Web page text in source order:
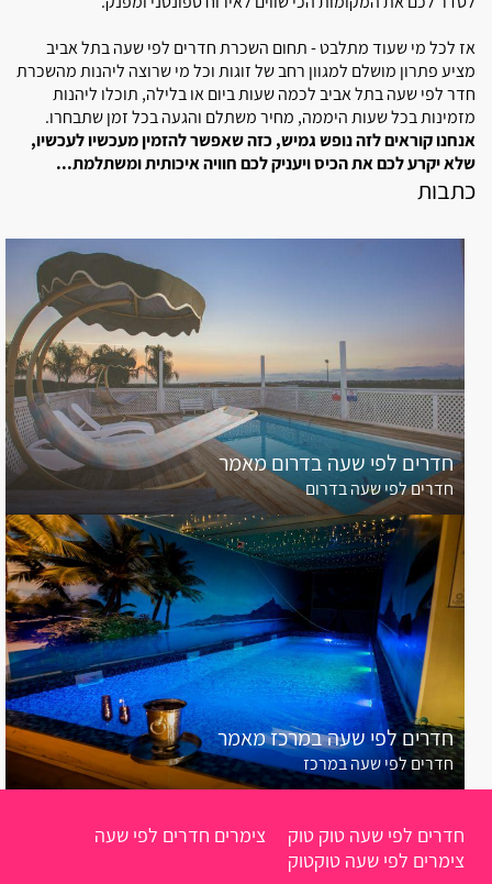
אז לכל מי שעוד מתלבט - תחום השכרת חדרים לפי שעה בתל אביב
מציע פתרון מושלם למגוון רחב של זוגות וכל מי שרוצה ליהנות מהשכרת
חדר לפי שעה בתל אביב לכמה שעות ביום או בלילה, תוכלו ליהנות
מזמינות בכל שעות היממה, מחיר משתלם והגעה בכל זמן שתבחרו.
אנחנו קוראים לזה נופש גמיש, כזה שאפשר להזמין מעכשיו לעכשיו,
שלא יקרע לכם את הכיס ויעניק לכם חוויה איכותית ומשתלמת...
כתבות
חדרים לפי שעה בדרום מאמר
חדרים לפי שעה בדרום
חדרים לפי שעה במרכז מאמר
חדרים לפי שעה במרכז
חדרים לפי שעה טוק טוק
צימרים חדרים לפי שעה
צימרים לפי שעה טוקטוק